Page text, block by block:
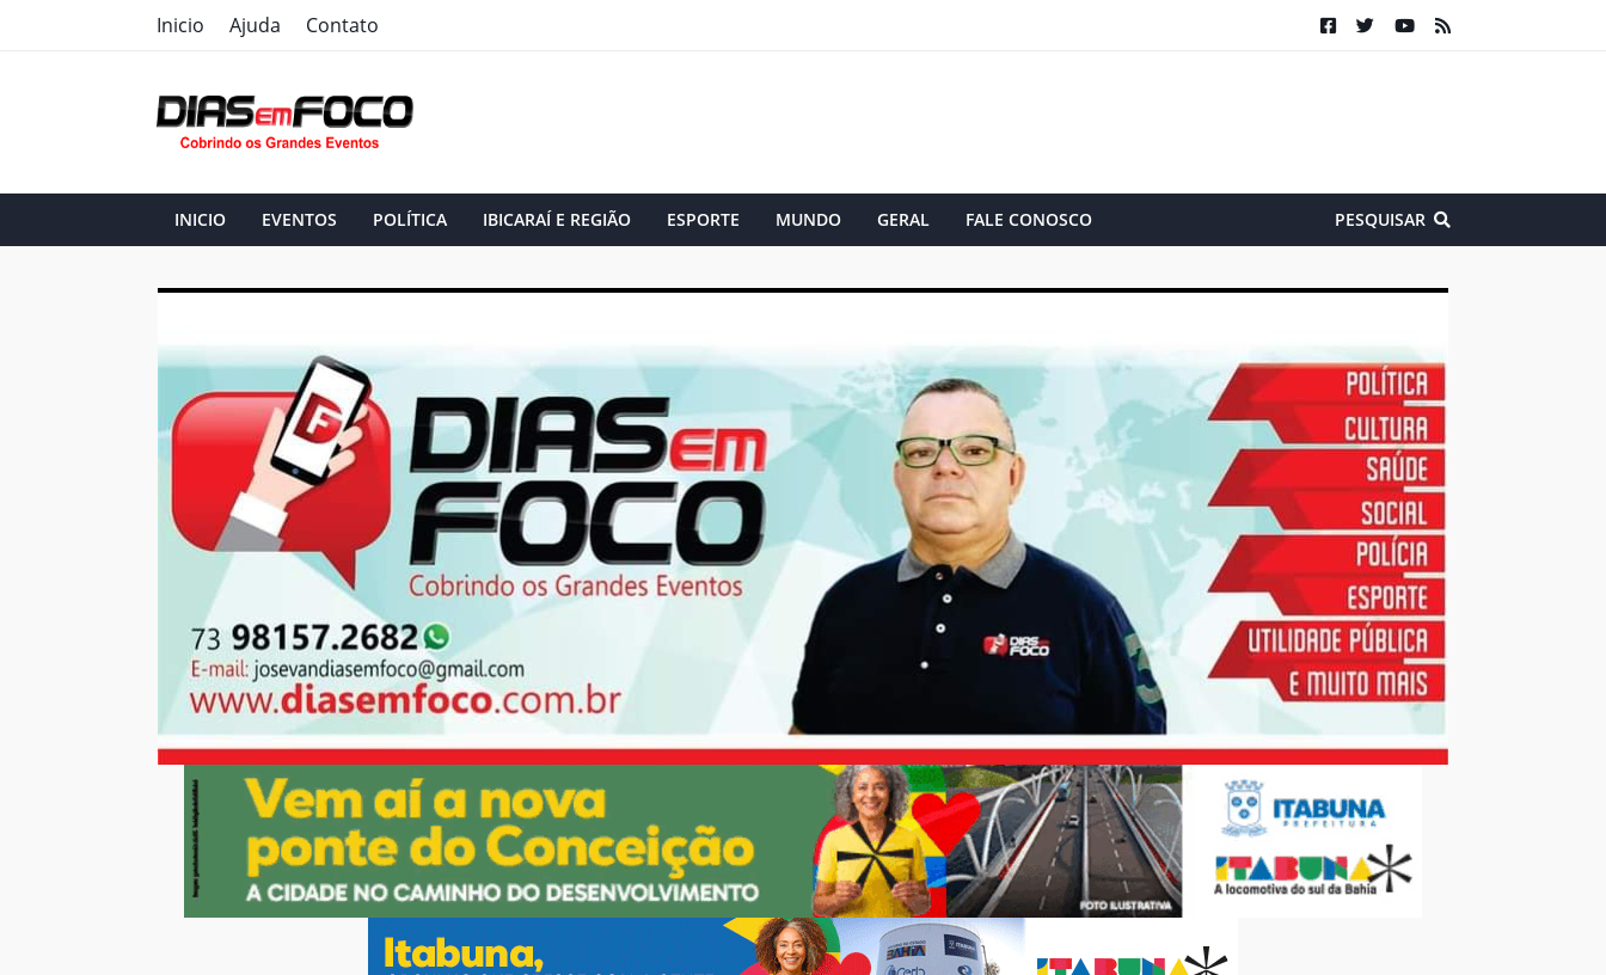
Inicio Ajuda Contato
INICIO EVENTOS POLÍTICA IBICARAÍ E REGIÃO ESPORTE MUNDO GERAL FALE CONOSCO PESQUISAR